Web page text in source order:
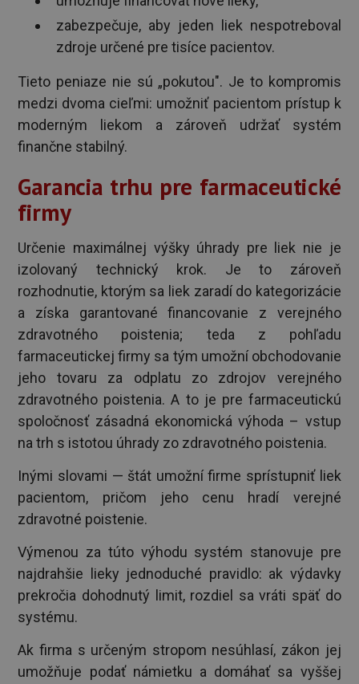
zabezpečuje, aby jeden liek nespotreboval
zdroje určené pre tisíce pacientov.
Tieto peniaze nie sú „pokutou". Je to kompromis
medzi dvoma cieľmi: umožniť pacientom prístup k
moderným liekom a zároveň udržať systém
finančne stabilný.
Garancia trhu pre farmaceutické
firmy
Určenie maximálnej výšky úhrady pre liek nie je
izolovaný technický krok. Je to zároveň
rozhodnutie, ktorým sa liek zaradí do kategorizácie
a získa garantované financovanie z verejného
zdravotného poistenia; teda z pohľadu
farmaceutickej firmy sa tým umožní obchodovanie
jeho tovaru za odplatu zo zdrojov verejného
zdravotného poistenia. A to je pre farmaceutickú
spoločnosť zásadná ekonomická výhoda – vstup
na trh s istotou úhrady zo zdravotného poistenia.
Inými slovami — štát umožní firme sprístupniť liek
pacientom, pričom jeho cenu hradí verejné
zdravotné poistenie.
Výmenou za túto výhodu systém stanovuje pre
najdrahšie lieky jednoduché pravidlo: ak výdavky
prekročia dohodnutý limit, rozdiel sa vráti späť do
systému.
Ak firma s určeným stropom nesúhlasí, zákon jej
umožňuje podať námietku a domáhať sa vyššej